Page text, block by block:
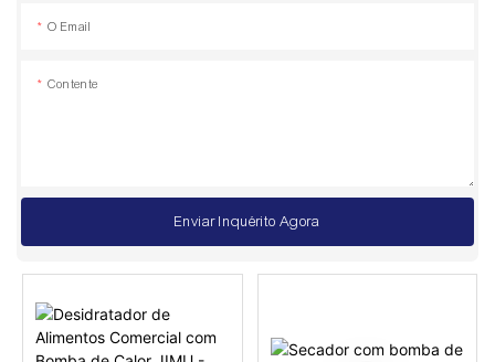
O Email
Contente
Enviar Inquérito Agora